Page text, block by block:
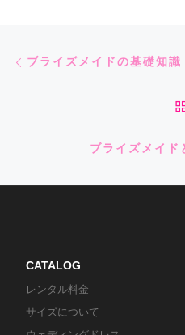
Post navigation
ブライズメイドの基礎知識
ブライズメイド
CATALOG
レンタル料金
サイズについて